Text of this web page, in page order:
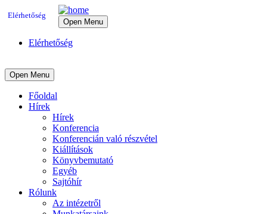
Elérhetőség
Open Menu
Elérhetőség
Open Menu
Főoldal
Hírek
Hírek
Konferencia
Konferencián való részvétel
Kiállítások
Könyvbemutató
Egyéb
Sajtóhír
Rólunk
Az intézetről